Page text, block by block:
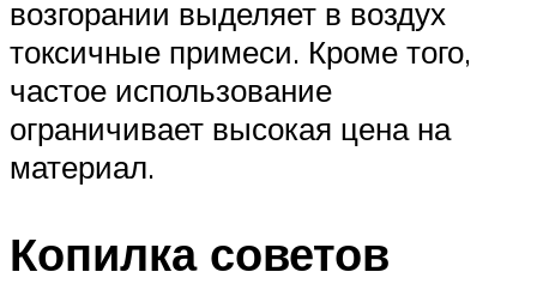
возгорании выделяет в воздух
токсичные примеси. Кроме того,
частое использование
ограничивает высокая цена на
материал.
Копилка советов